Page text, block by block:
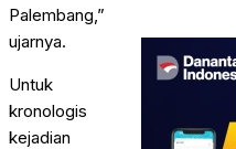
Palembang,”
ujarnya.
Untuk
kronologis
kejadian